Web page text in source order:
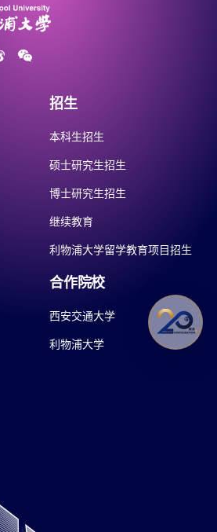
招生
本科生招生
硕士研究生招生
博士研究生招生
继续教育
利物浦大学留学教育项目招生
合作院校
西安交通大学
利物浦大学